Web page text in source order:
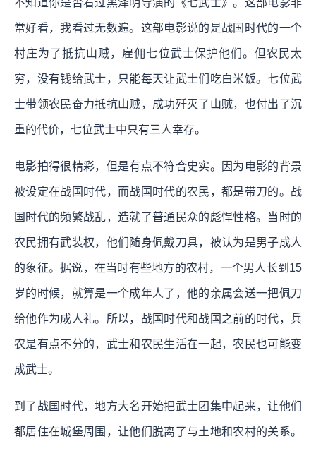
不知道你是否看过黑泽明导演的《七武士》。这部电影非
常好看，我看过无数遍。这部电影说的是战国时代的一个
村庄为了抵抗山贼，雇佣七位武士保护他们。但农民太
穷，没有钱给武士，只能每天让武士们吃白米饭。七位武
士带领农民奋力抵抗山贼，成功歼灭了山贼，也付出了沉
重的代价，七位武士中只有三人幸存。
电影拍得很精彩，但是有点不符合史实。因为电影的背景
被设定在战国时代，而战国时代的农民，都是带刀的。战
国时代的频繁战乱，造就了普通民众的彪悍性格。当时的
农民拥有武装权，他们随身佩戴刀具，被认为是男子成人
的象征。据说，在当时有些地方的农村，一个男人长到15
岁的时候，就算是一个成年人了，他的亲属会送一把佩刀
给他作为成人礼。所以，战国时代和战国之前的时代，兵
农是有点不分的，武士和农民生活在一起，农民也可能变
成武士。
到了战国时代，地方大名开始把武士团集中起来，让他们
都居住在城堡周围，让他们脱离了与土地和农村的关系。